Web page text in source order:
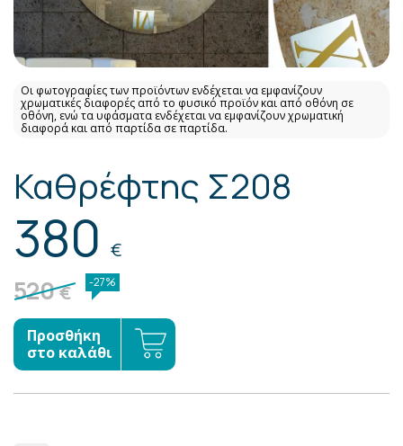
Οι φωτογραφίες των προϊόντων ενδέχεται να εμφανίζουν
χρωματικές διαφορές από το φυσικό προϊόν και από οθόνη σε
οθόνη, ενώ τα υφάσματα ενδέχεται να εμφανίζουν χρωματική
διαφορά και από παρτίδα σε παρτίδα.
Καθρέφτης Σ208
380 €
520€ -27%
Προσθήκη
στο καλάθι